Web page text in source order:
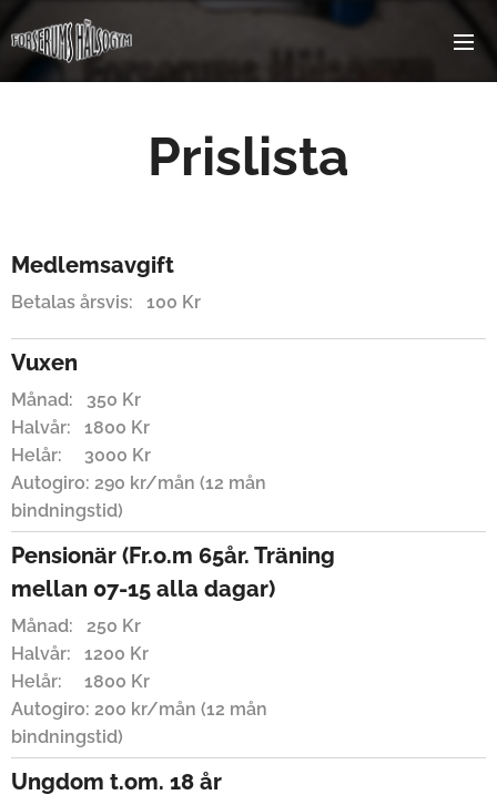
Prislista
Medlemsavgift
Betalas årsvis: 100 Kr
Vuxen
Månad: 350 Kr
Halvår: 1800 Kr
Helår: 3000 Kr
Autogiro: 290 kr/mån (12 mån
bindningstid)
Pensionär (Fr.o.m 65år. Träning
mellan 07-15 alla dagar)
Månad: 250 Kr
Halvår: 1200 Kr
Helår: 1800 Kr
Autogiro: 200 kr/mån (12 mån
bindningstid)
Ungdom t.om. 18 år